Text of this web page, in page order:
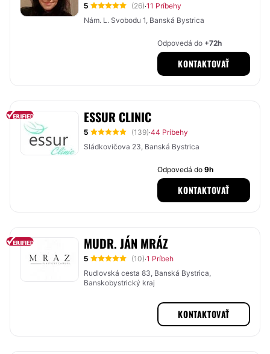
5 (26)·11 Príbehy
Nám. L. Svobodu 1, Banská Bystrica
Odpovedá do +72h
KONTAKTOVAŤ
ESSUR CLINIC
5 (139)·44 Príbehy
Sládkovičova 23, Banská Bystrica
Odpovedá do9h
KONTAKTOVAŤ
MUDR. JÁN MRÁZ
5 (10)·1 Príbeh
Rudlovská cesta 83, Banská Bystrica,
Banskobystrický kraj
KONTAKTOVAŤ